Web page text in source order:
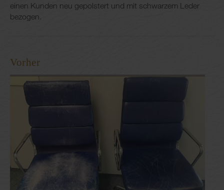
einen Kunden neu gepolstert und mit schwarzem Leder
bezogen.
Vorher